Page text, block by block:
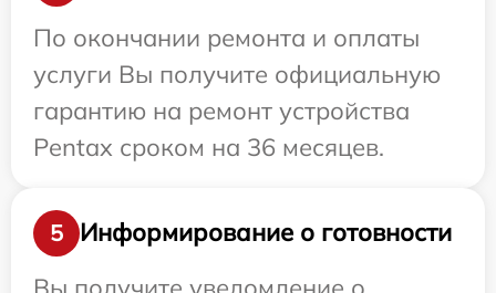
По окончании ремонта и оплаты
услуги Вы получите официальную
гарантию на ремонт устройства
Pentax сроком на 36 месяцев.
5
Информирование о готовности